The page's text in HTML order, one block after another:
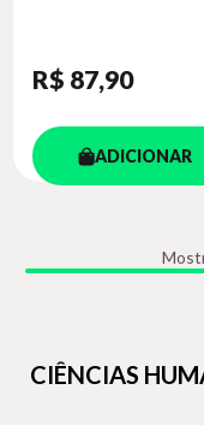
R$ 87,90
ADICIONAR
CIÊNCIAS